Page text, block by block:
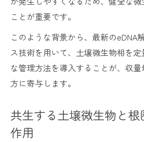
ことが重要です。
このような背景から、最新のeDNA
ス技術を用いて、土壌微生物相を
な管理方法を導入することが、収
方に寄与します。
共生する土壌微生物と
作用